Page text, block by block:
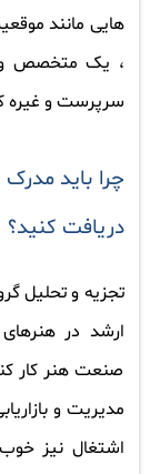
هایی مانند
، یک متخصص
سرپرست و غیره
چرا باید
دریافت کنید؟
تجزیه و تحلیل
ارشد در
صنعت هنر کار
مدیریت و
اشتغال نیز